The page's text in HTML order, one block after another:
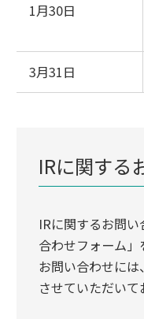
1月30日
3月31日
IRに関する
IRに関するお問
合わせフォーム
お問い合わせに
させていただいて